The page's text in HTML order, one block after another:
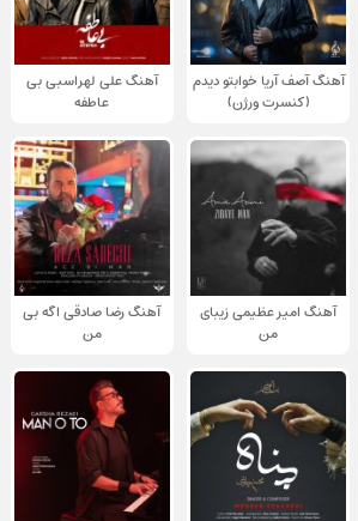
آهنگ آصف آریا خوابتو دیدم
(کنسرت ورژن)
آهنگ علی لهراسبی بی
عاطفه
آهنگ امیر عظیمی زیبای
من
آهنگ رضا صادقی اگه بی
من